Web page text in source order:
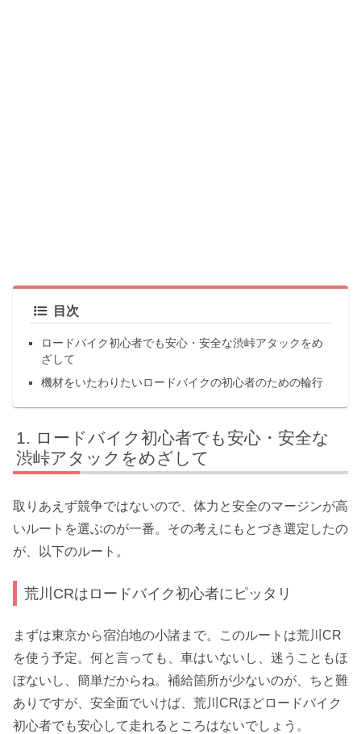
目次
ロードバイク初心者でも安心・安全な渋峠アタックをめ
ざして
機材をいたわりたいロードバイクの初心者のための輪行
ロードバイク初心者でも安心・安全な
渋峠アタックをめざして
取りあえず競争ではないので、体力と安全のマージンが高
いルートを選ぶのが一番。その考えにもとづき選定したの
が、以下のルート。
荒川CRはロードバイク初心者にピッタリ
まずは東京から宿泊地の小諸まで。このルートは荒川CR
を使う予定。何と言っても、車はいないし、迷うこともほ
ぼないし、簡単だからね。補給箇所が少ないのが、ちと難
ありですが、安全面でいけば、荒川CRほどロードバイク
初心者でも安心して走れるところはないでしょう。